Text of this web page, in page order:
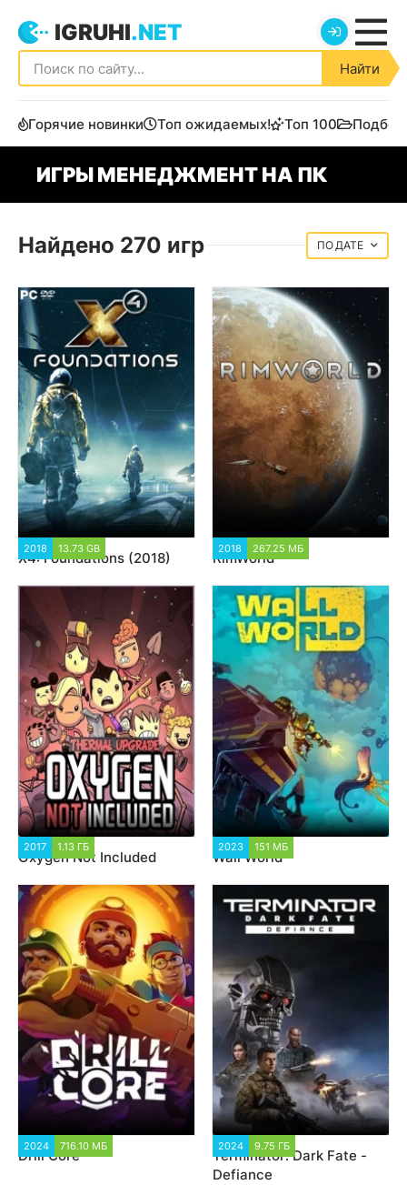
IGRUHI.NET
Найти
Горячие новинки Топ ожидаемых! Топ 100
ИГРЫ МЕНЕДЖМЕНТ НА ПК
Найдено 270 игр ДАТЕ
2018 13.73 GB 18 873
X4: Foundations (2018)
2018 267.25 МБ
RimWorld
2017 1.13 ГБ
Oxygen Not Included
2023 151 МБ
Wall World
2024 716.10 МБ
Drill Core
2024 9.75 ГБ
Terminator: Dark Fate -
Defiance